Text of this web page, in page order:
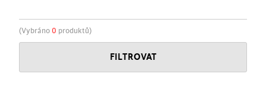
(Vybráno 0 produktů)
FILTROVAT